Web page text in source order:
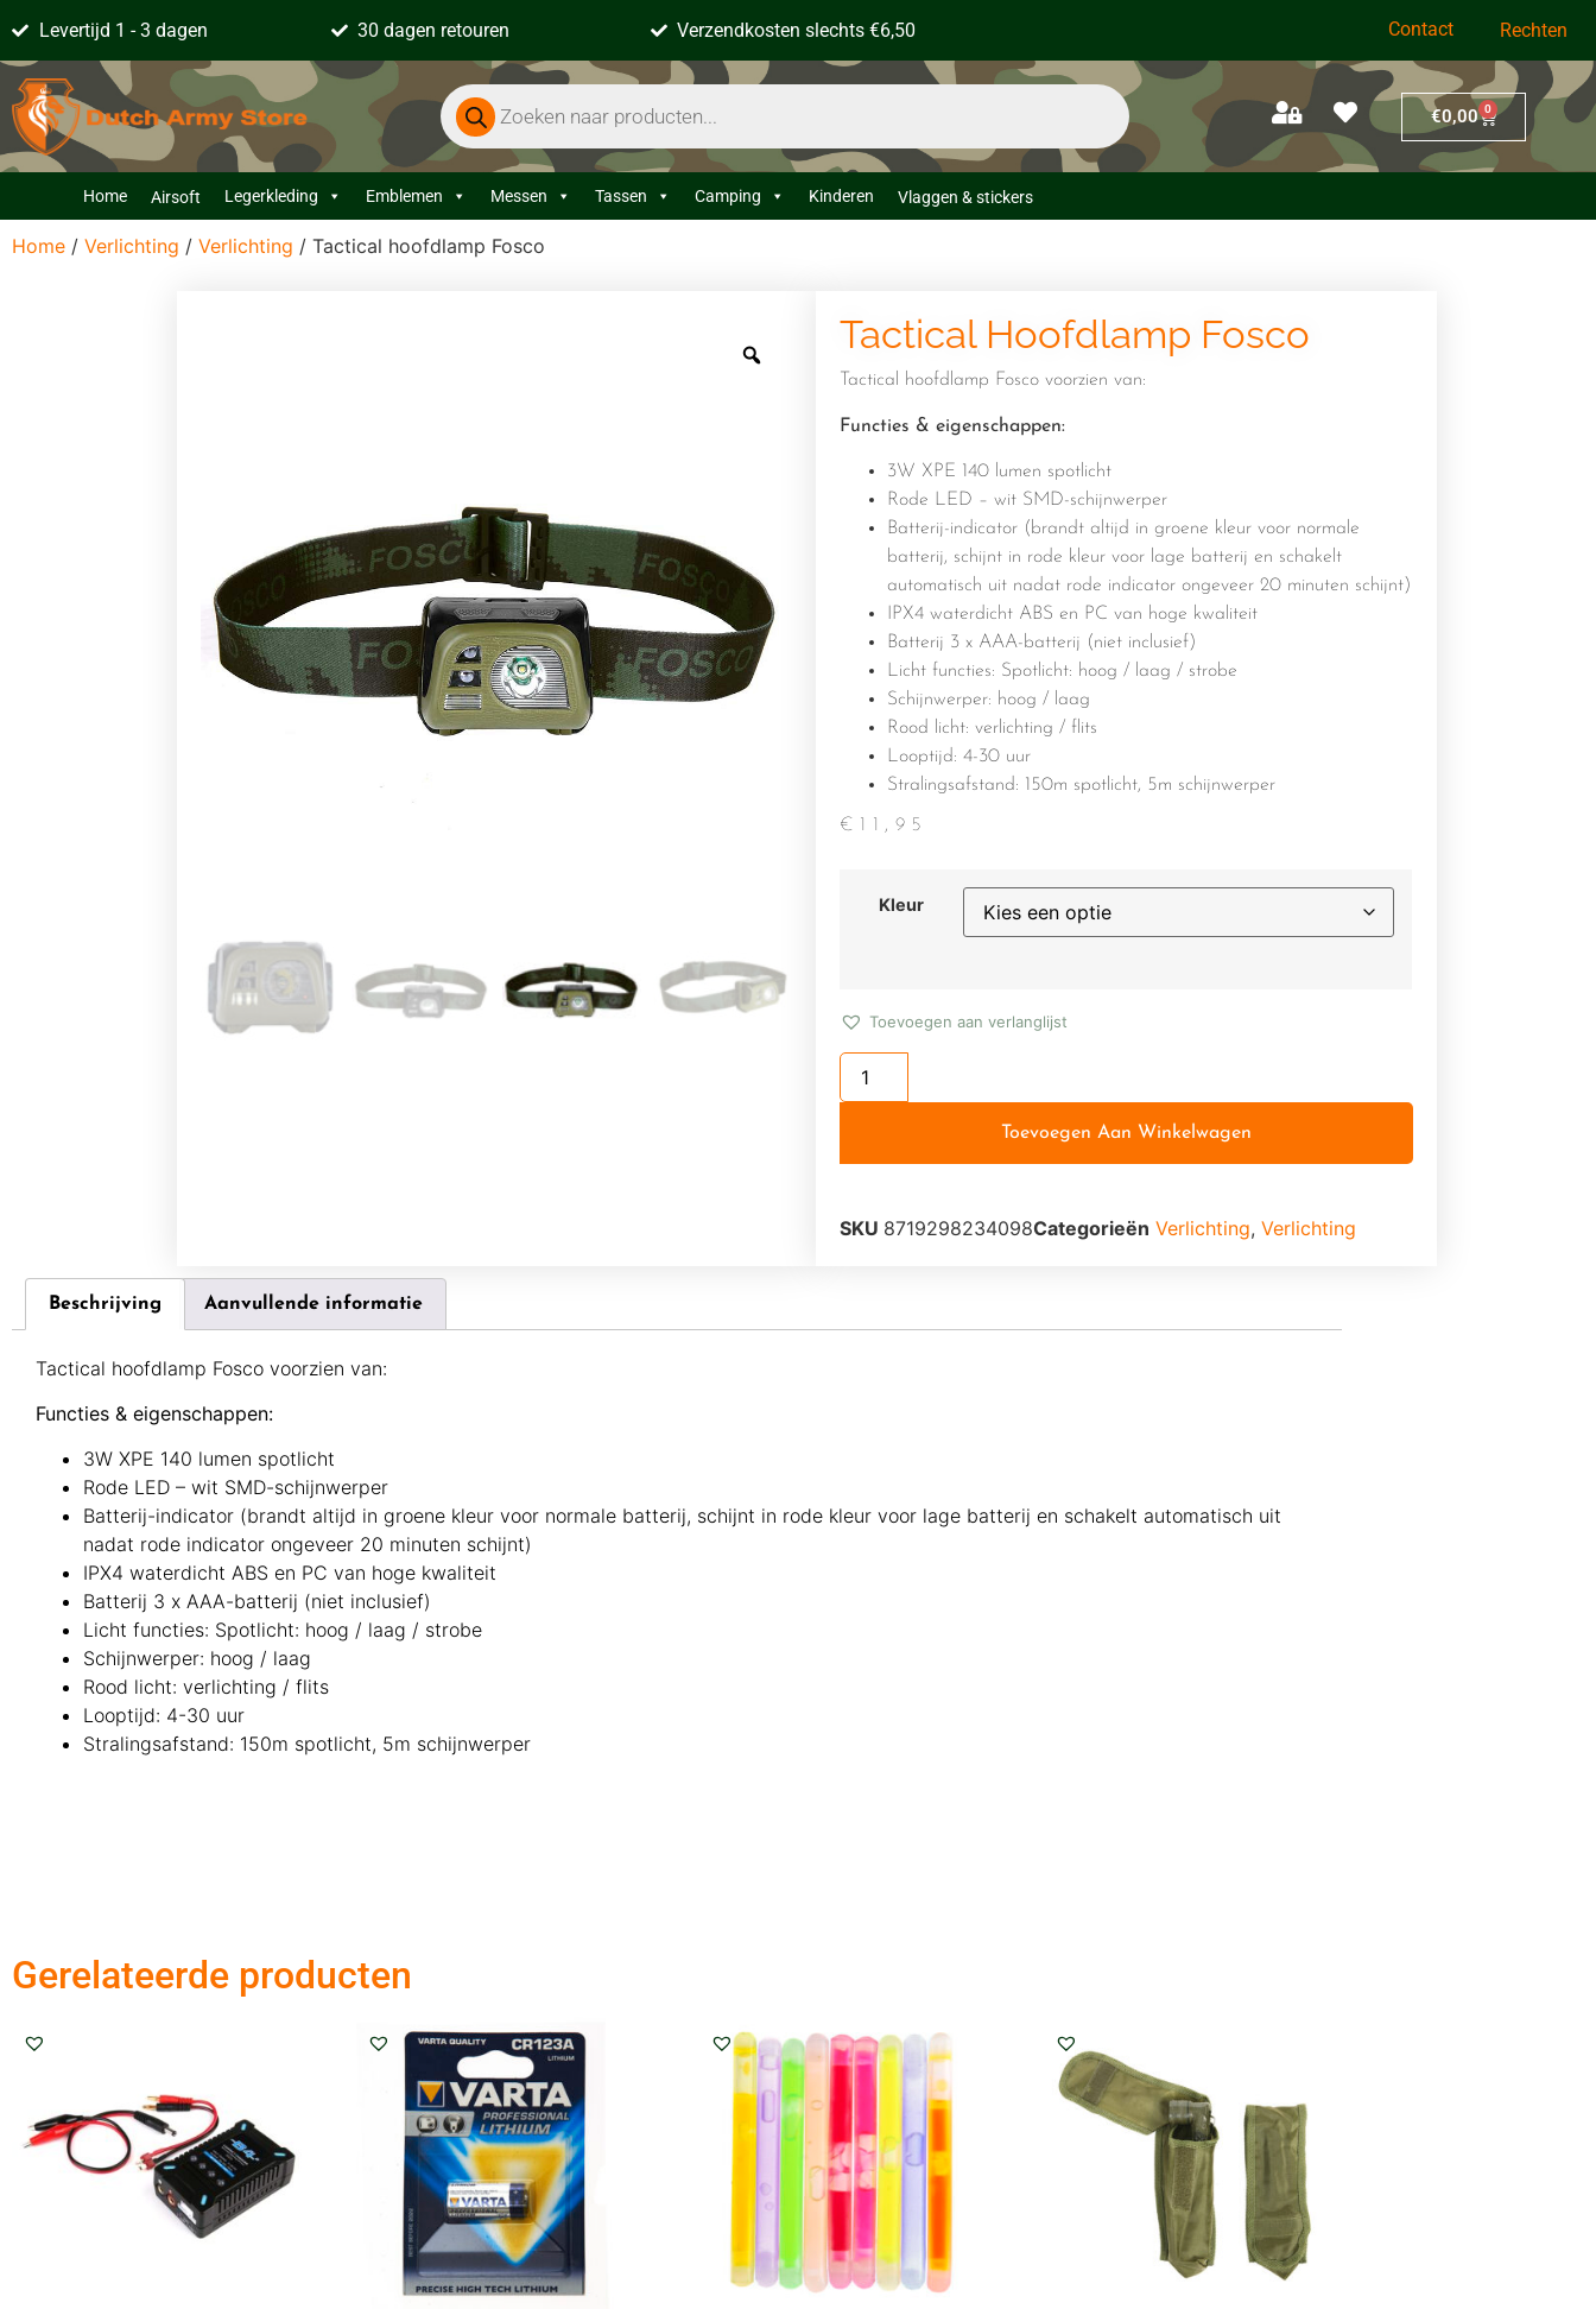
Levertijd 1 - 3 dagen 30 dagen retouren Verzendkosten slechts €6,50 Contact Rechten
€0,00 0
Home Airsoft Legerkleding Emblemen Messen Tassen Camping Kinderen Vlaggen & stickers
Home / Verlichting / Verlichting / Tactical hoofdlamp Fosco
Tactical Hoofdlamp Fosco
Tactical hoofdlamp Fosco voorzien van:
Functies & eigenschappen:
3W XPE 140 lumen spotlicht
Rode LED – wit SMD-schijnwerper
Batterij-indicator (brandt altijd in groene kleur voor normale
batterij, schijnt in rode kleur voor lage batterij en schakelt
automatisch uit nadat rode indicator ongeveer 20 minuten schijnt)
IPX4 waterdicht ABS en PC van hoge kwaliteit
Batterij 3 x AAA-batterij (niet inclusief)
Licht functies: Spotlicht: hoog / laag / strobe
Schijnwerper: hoog / laag
Rood licht: verlichting / flits
Looptijd: 4-30 uur
Stralingsafstand: 150m spotlicht, 5m schijnwerper
€ 11,95
Kleur
Toevoegen aan verlanglijst
Toevoegen Aan Winkelwagen
SKU 8719298234098Categorieën Verlichting, Verlichting
Beschrijving Aanvullende informatie
Tactical hoofdlamp Fosco voorzien van:
Functies & eigenschappen:
3W XPE 140 lumen spotlicht
Rode LED – wit SMD-schijnwerper
Batterij-indicator (brandt altijd in groene kleur voor normale batterij, schijnt in rode kleur voor lage batterij en schakelt automatisch uit
nadat rode indicator ongeveer 20 minuten schijnt)
IPX4 waterdicht ABS en PC van hoge kwaliteit
Batterij 3 x AAA-batterij (niet inclusief)
Licht functies: Spotlicht: hoog / laag / strobe
Schijnwerper: hoog / laag
Rood licht: verlichting / flits
Looptijd: 4-30 uur
Stralingsafstand: 150m spotlicht, 5m schijnwerper
Gerelateerde producten